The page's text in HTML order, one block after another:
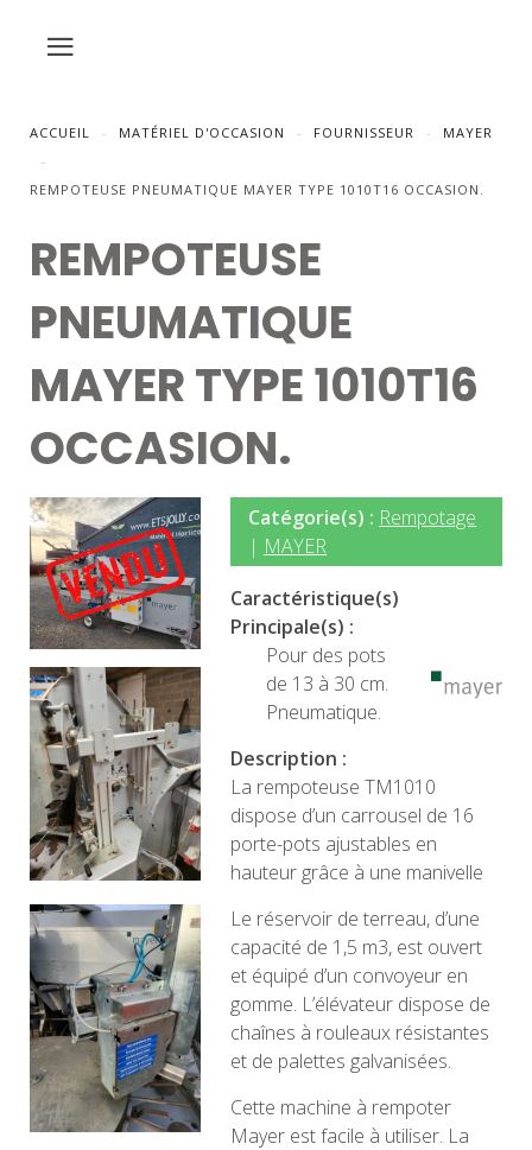
ACCUEIL MATÉRIEL D'OCCASION FOURNISSEUR MAYER
REMPOTEUSE PNEUMATIQUE MAYER TYPE 1010T16 OCCASION.
REMPOTEUSE
PNEUMATIQUE
MAYER TYPE 1010T16
OCCASION.
Catégorie(s) : Rempotage
| MAYER
Caractéristique(s)
Principale(s) :
Pour des pots
de 13 à 30 cm.
Pneumatique.
Description :
La rempoteuse TM1010
dispose d’un carrousel de 16
porte-pots ajustables en
hauteur grâce à une manivelle
Le réservoir de terreau, d’une
capacité de 1,5 m3, est ouvert
et équipé d’un convoyeur en
gomme. L’élévateur dispose de
chaînes à rouleaux résistantes
et de palettes galvanisées.
Cette machine à rempoter
Mayer est facile à utiliser. La